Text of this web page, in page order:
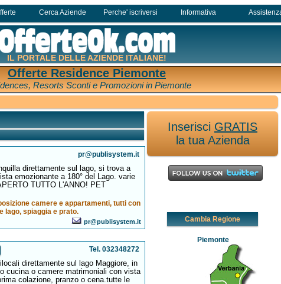
Cerca Aziende Perche' iscriversi Informativa
IL PORTALE DELLE AZIENDE ITALIANE!
Offerte Residence Piemonte
Resorts Sconti e Promozioni in Piemonte
pr@publisystem.it
direttamente sul lago, si trova a
emozionante a 180° del Lago. varie
TUTTO L'ANNO! PET
camere e appartamenti, tutti con
lago, spiaggia e prato.
pr@publisystem.it
Tel. 032348272
direttamente sul lago Maggiore, in
cucina o camere matrimoniali con vista
colazione, pranzo o cena.tutte le
Inserisci GRATIS
la tua Azienda
Cambia Regione
Piemonte